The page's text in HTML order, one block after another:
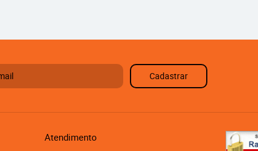
Cadastrar
Atendimento